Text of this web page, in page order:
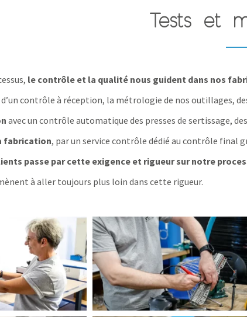
Tests et
le contrôle et la qualité nous guident dans nos
contrôle à réception, la métrologie de nos outillages,
avec un contrôle automatique des presses de sertissage,
fabrication, par un service contrôle dédié au contrôle final
passe par cette exigence et rigueur sur notre
à aller toujours plus loin dans cette rigueur.